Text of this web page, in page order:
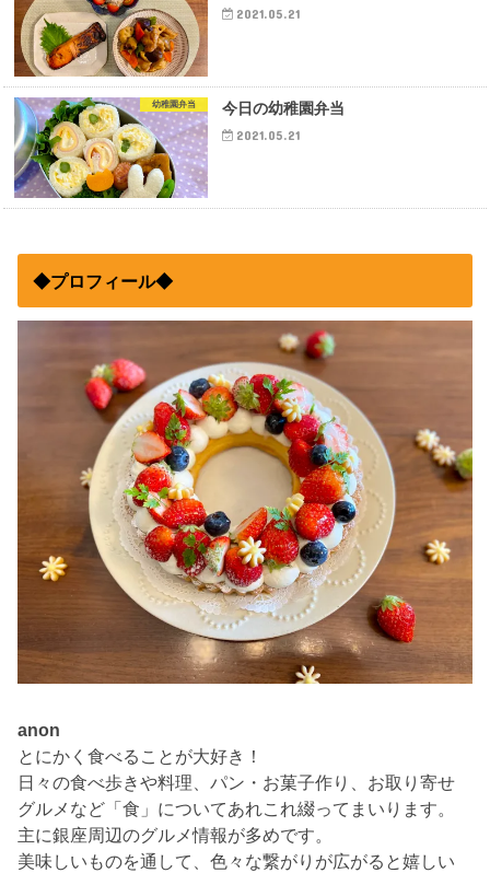
2021.05.21
幼稚園弁当 今日の幼稚園弁当
2021.05.21
◆プロフィール◆
anon
とにかく食べることが大好き！
日々の食べ歩きや料理、パン・お菓子作り、お取り寄せ
グルメなど「食」についてあれこれ綴ってまいります。
主に銀座周辺のグルメ情報が多めです。
美味しいものを通して、色々な繋がりが広がると嬉しい